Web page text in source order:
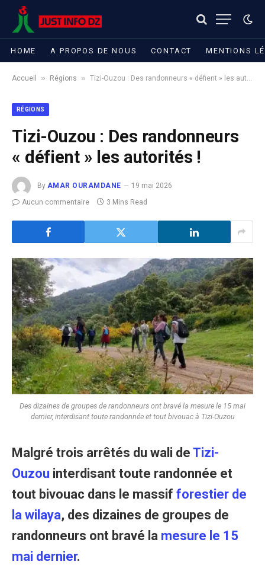
HOME A PROPOS DE NOUS CONTACT MENTIONS
Accueil » Régions » Tizi-Ouzou : Des randonneurs « défient » les autorités !
RÉGIONS
Tizi-Ouzou : Des randonneurs
« défient » les autorités !
By AMAR OURAMDANE
19 mai 2026
Aucun commentaire
3 Mins Read
Des dizaines de groupes de randonneurs ont bravé la mesure le 15 mai
dernier, interdisant toute randonnée et tout bivouac à Tizi-Ouzou
Malgré trois arrêtés du wali de Tizi-
Ouzou interdisant toute randonnée et
tout bivouac dans le massif forestier de
la wilaya, des dizaines de groupes de
randonneurs ont bravé la mesure le 15
mai dernier.